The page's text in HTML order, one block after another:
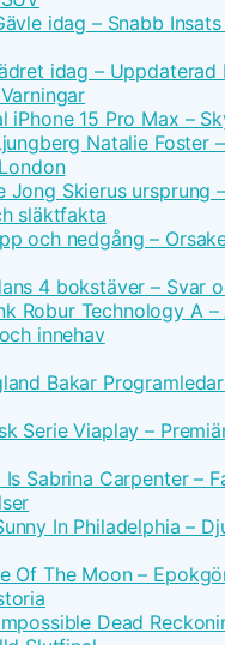
idag – Snabb
idag – Uppdaterad
iPhone 15 Pro Max –
Natalie Foster
Jong Skierus ursprung
släktfakta
och nedgång –
4 bokstäver – Svar
Robur Technology A –
innehav
Bakar
Serie Viaplay –
Is Sabrina Carpenter –
In Philadelphia –
Of The Moon –
Dead